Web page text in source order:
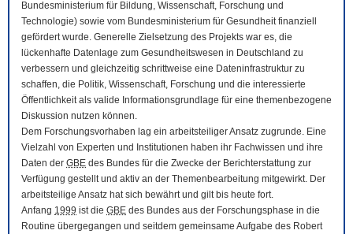
Bundesministerium für Bildung, Wissenschaft, Forschung und
Technologie) sowie vom Bundesministerium für Gesundheit finanziell
gefördert wurde. Generelle Zielsetzung des Projekts war es, die
lückenhafte Datenlage zum Gesundheitswesen in Deutschland zu
verbessern und gleichzeitig schrittweise eine Dateninfrastruktur zu
schaffen, die Politik, Wissenschaft, Forschung und die interessierte
Öffentlichkeit als valide Informationsgrundlage für eine themenbezogene
Diskussion nutzen können.
Dem Forschungsvorhaben lag ein arbeitsteiliger Ansatz zugrunde. Eine
Vielzahl von Experten und Institutionen haben ihr Fachwissen und ihre
Daten der GBE des Bundes für die Zwecke der Berichterstattung zur
Verfügung gestellt und aktiv an der Themenbearbeitung mitgewirkt. Der
arbeitsteilige Ansatz hat sich bewährt und gilt bis heute fort.
Anfang 1999 ist die GBE des Bundes aus der Forschungsphase in die
Routine übergegangen und seitdem gemeinsame Aufgabe des Robert